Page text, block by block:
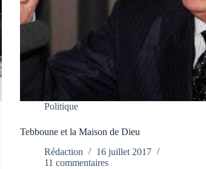
Politique
Tebboune et la Maison de Dieu
Rédaction
16 juillet 2017
11 commentaires